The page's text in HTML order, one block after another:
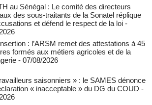
au Sénégal : Le comité des directeurs
des sous-traitants de la Sonatel réplique
et défend le respect de la loi -
: l’ARSM remet des attestations à 45
formés aux métiers agricoles et de la
- 07/08/2026
saisonniers » : le SAMES dénonce
« inacceptable » du DG du COUD -